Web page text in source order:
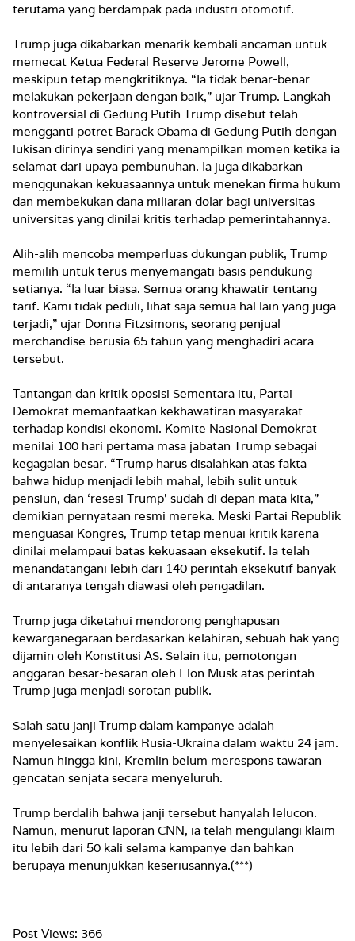
terutama yang berdampak pada industri otomotif.
Trump juga dikabarkan menarik kembali ancaman untuk
memecat Ketua Federal Reserve Jerome Powell,
meskipun tetap mengkritiknya. “Ia tidak benar-benar
melakukan pekerjaan dengan baik,” ujar Trump. Langkah
kontroversial di Gedung Putih Trump disebut telah
mengganti potret Barack Obama di Gedung Putih dengan
lukisan dirinya sendiri yang menampilkan momen ketika ia
selamat dari upaya pembunuhan. Ia juga dikabarkan
menggunakan kekuasaannya untuk menekan firma hukum
dan membekukan dana miliaran dolar bagi universitas-
universitas yang dinilai kritis terhadap pemerintahannya.
Alih-alih mencoba memperluas dukungan publik, Trump
memilih untuk terus menyemangati basis pendukung
setianya. “Ia luar biasa. Semua orang khawatir tentang
tarif. Kami tidak peduli, lihat saja semua hal lain yang juga
terjadi,” ujar Donna Fitzsimons, seorang penjual
merchandise berusia 65 tahun yang menghadiri acara
tersebut.
Tantangan dan kritik oposisi Sementara itu, Partai
Demokrat memanfaatkan kekhawatiran masyarakat
terhadap kondisi ekonomi. Komite Nasional Demokrat
menilai 100 hari pertama masa jabatan Trump sebagai
kegagalan besar. “Trump harus disalahkan atas fakta
bahwa hidup menjadi lebih mahal, lebih sulit untuk
pensiun, dan ‘resesi Trump’ sudah di depan mata kita,”
demikian pernyataan resmi mereka. Meski Partai Republik
menguasai Kongres, Trump tetap menuai kritik karena
dinilai melampaui batas kekuasaan eksekutif. Ia telah
menandatangani lebih dari 140 perintah eksekutif banyak
di antaranya tengah diawasi oleh pengadilan.
Trump juga diketahui mendorong penghapusan
kewarganegaraan berdasarkan kelahiran, sebuah hak yang
dijamin oleh Konstitusi AS. Selain itu, pemotongan
anggaran besar-besaran oleh Elon Musk atas perintah
Trump juga menjadi sorotan publik.
Salah satu janji Trump dalam kampanye adalah
menyelesaikan konflik Rusia-Ukraina dalam waktu 24 jam.
Namun hingga kini, Kremlin belum merespons tawaran
gencatan senjata secara menyeluruh.
Trump berdalih bahwa janji tersebut hanyalah lelucon.
Namun, menurut laporan CNN, ia telah mengulangi klaim
itu lebih dari 50 kali selama kampanye dan bahkan
berupaya menunjukkan keseriusannya.(***)
Post Views: 366